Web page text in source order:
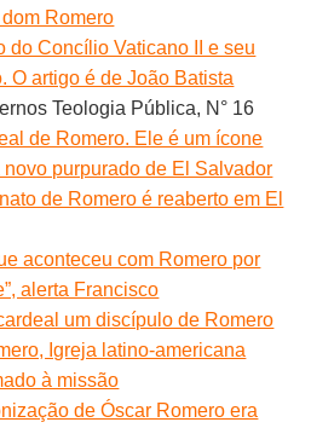
Romero
do Concílio Vaticano II e seu
O artigo é de João Batista
Teologia Pública, N° 16
de Romero. Ele é um ícone
novo purpurado de El Salvador
de Romero é reaberto em El
aconteceu com Romero por
alerta Francisco
um discípulo de Romero
Igreja latino-americana
à missão
de Óscar Romero era